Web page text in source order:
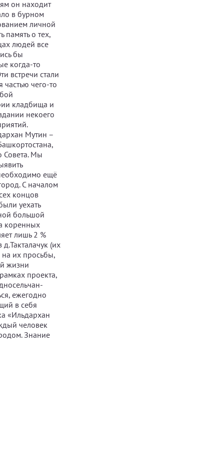
он находит
в бурном
личной
память о тех,
людей все
бы
когда-то
встречи стали
чего-то
кладбища и
некоего
Мутин –
Совета. Мы
ещё
С началом
концов
уехать
большой
коренных
лишь 2 %
(их
на их просьбы,
жизни
проекта,
ежегодно
в себя
«Ильдархан
человек
Знание